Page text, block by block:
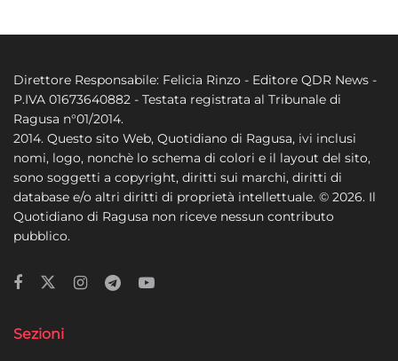
Direttore Responsabile: Felicia Rinzo - Editore QDR News -
P.IVA 01673640882 - Testata registrata al Tribunale di
Ragusa n°01/2014.
2014. Questo sito Web, Quotidiano di Ragusa, ivi inclusi
nomi, logo, nonchè lo schema di colori e il layout del sito,
sono soggetti a copyright, diritti sui marchi, diritti di
database e/o altri diritti di proprietà intellettuale. © 2026. Il
Quotidiano di Ragusa non riceve nessun contributo
pubblico.
Sezioni